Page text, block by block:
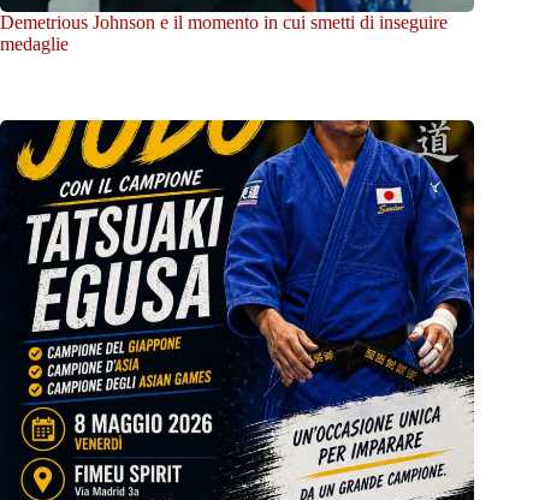
Demetrious Johnson e il momento in cui smetti di inseguire
medaglie